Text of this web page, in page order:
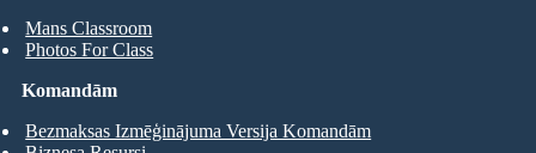
Mans Classroom
Photos For Class
Komandām
Bezmaksas Izmēģinājuma Versija Komandām